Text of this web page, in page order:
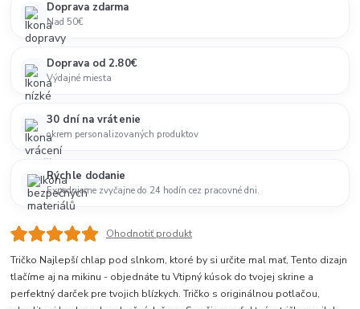
Doprava zdarma
Nad 50€
Doprava od 2.80€
Výdajné miesta
30 dní na vrátenie
okrem personalizovaných produktov
Rýchle dodanie
Expedujeme zvyčajne do 24 hodín cez pracovné dni.
Ohodnotiť produkt
Tričko Najlepší chlap pod slnkom, ktoré by si určite mal mať, Tento dizajn
tlačíme aj na mikinu - objednáte tu Vtipný kúsok do tvojej skrine a
perfektný darček pre tvojich blízkych. Tričko s originálnou potlačou,